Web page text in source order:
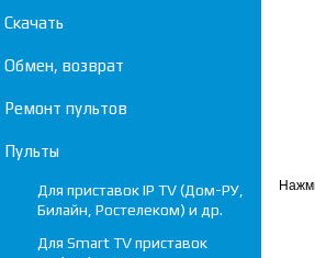
Скачать
Обмен, возврат
Ремонт пультов
Пульты
Для приставок IP TV (Дом-РУ,
Билайн, Ростелеком) и др.
Для Smart TV приставок